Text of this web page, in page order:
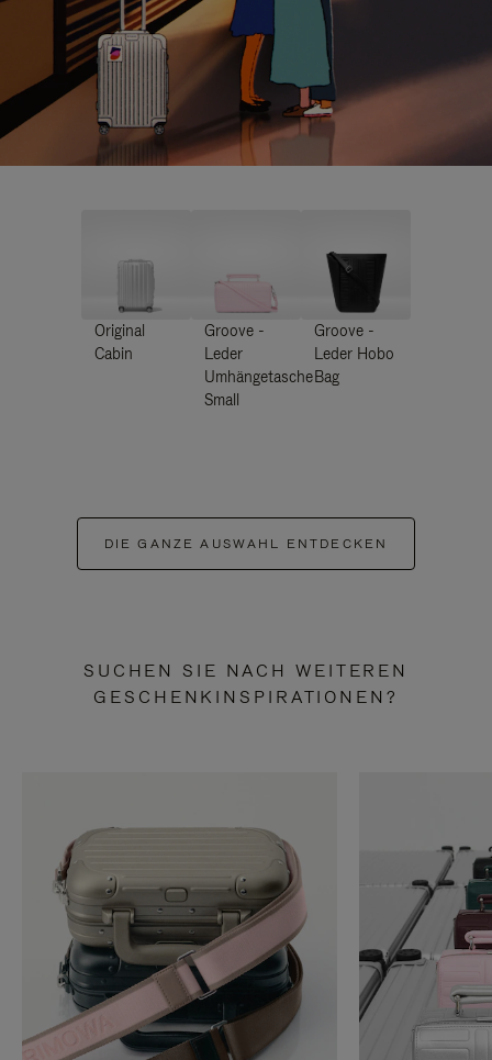
Original
Cabin
Groove -
Leder
Umhängetasche
Small
Groove -
Leder Hobo
Bag
DIE GANZE AUSWAHL ENTDECKEN
SUCHEN SIE NACH WEITEREN
GESCHENKINSPIRATIONEN?